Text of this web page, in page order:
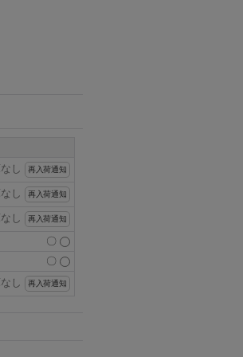
し
再入荷通知
し 再入荷通知
し 再入荷通知
〇
〇
し
再入荷通知